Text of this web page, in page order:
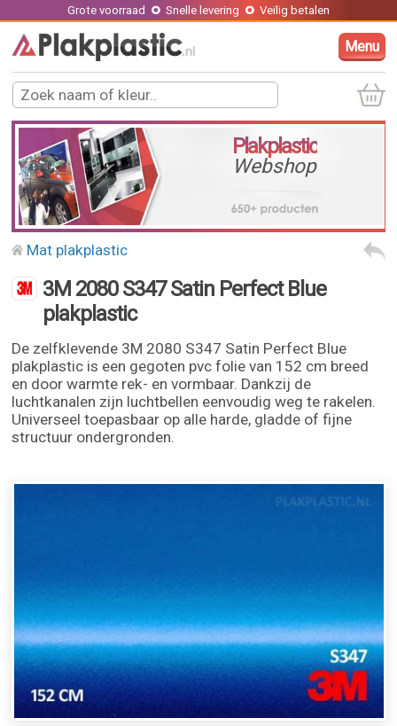
Grote voorraad Snelle levering Veilig betalen
Menu
Plakplastic
Webshop
Mat plakplastic
3M 2080 S347 Satin Perfect Blue
plakplastic
De zelfklevende 3M 2080 S347 Satin Perfect Blue
plakplastic is een gegoten pvc folie van 152 cm breed
en door warmte rek- en vormbaar. Dankzij de
luchtkanalen zijn luchtbellen eenvoudig weg te rakelen.
Universeel toepasbaar op alle harde, gladde of fijne
structuur ondergronden.